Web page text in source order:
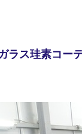
ラス珪素コー